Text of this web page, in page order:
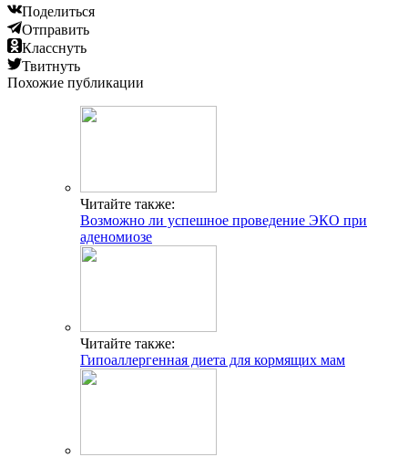
Поделиться
Отправить
Класснуть
Твитнуть
Похожие публикации
Читайте также:
Возможно ли успешное проведение ЭКО при
аденомиозе
Читайте также:
Гипоаллергенная диета для кормящих мам